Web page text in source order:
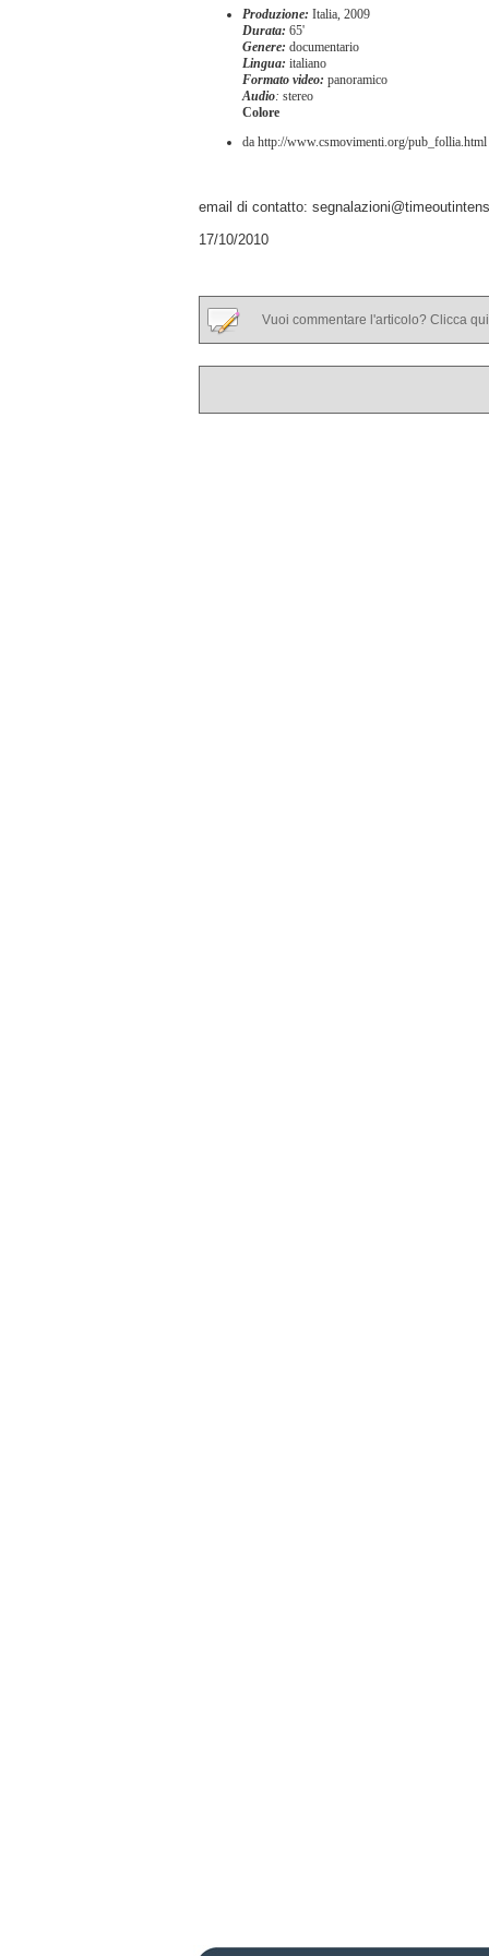
Produzione: Italia, 2009
Durata: 65'
Genere: documentario
Lingua: italiano
Formato video: panoramico
Audio: stereo
Colore
da http://www.csmovimenti.org/
email di contatto:
17/10/2010
Vuoi commentare l'articolo? Clicca